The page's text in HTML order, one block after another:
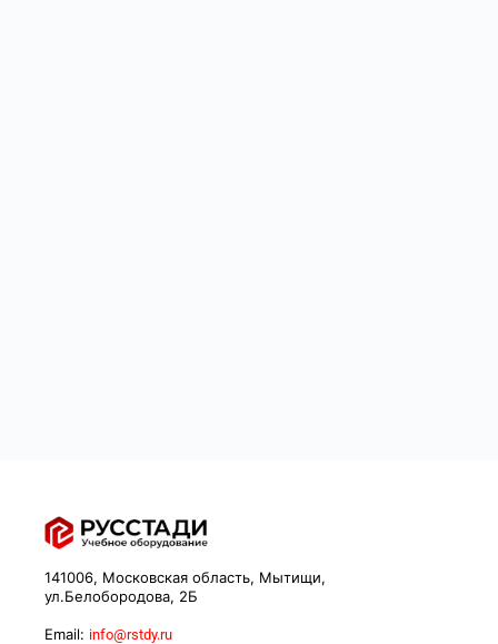
141006, Московская область, Мытищи,
ул.Белобородова, 2Б
Email: info@rstdy.ru